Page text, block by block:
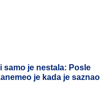
samo je nestala: Posle
je kada je saznao